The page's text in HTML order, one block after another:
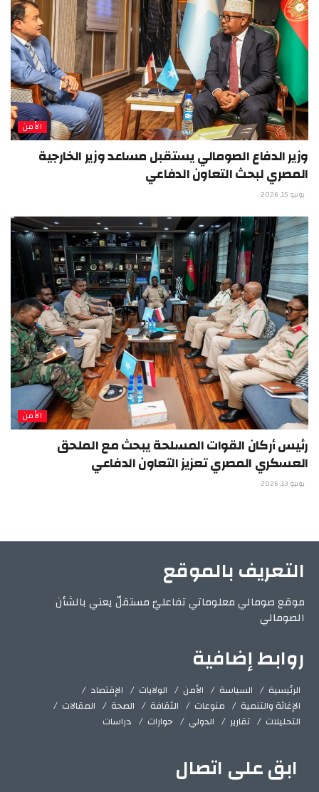
الأمن
وزير الدفاع الصومالي يستقبل مساعد وزير الخارجية
المصري لبحث التعاون الدفاعي
يونيو 15, 2026
الأمن
رئيس أركان القوات المسلحة يبحث مع الملحق
العسكري المصري تعزيز التعاون الدفاعي
يونيو 13, 2026
التعريف بالموقع
موقع صومالي معلوماتي تفاعليّ مستقلّ يعني بالشأن
الصومالي
روابط إضافية
الرئيسية السياسة الأمن الولايات
الإقتصاد
الإغاثة والتنمية
منوعات الثقافة الصحة
المقالات
التحليلات
تقارير الدولي حوارات دراسات
ابق على اتصال